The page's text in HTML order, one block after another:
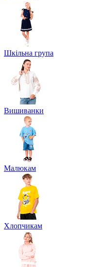
Шкільна група
Вишиванки
Малюкам
Хлопчикам